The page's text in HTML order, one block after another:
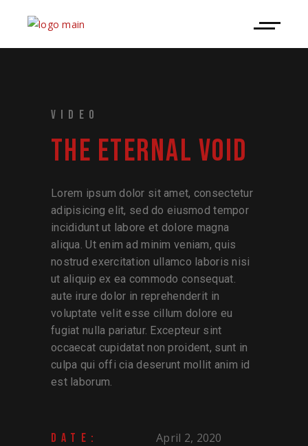
VIDEO
THE ETERNAL VOID
Lorem ipsum dolor sit amet, consectetur
adipisicing elit, sed do eiusmod tempor
incididunt ut labore et dolore magna
aliqua. Ut enim ad minim veniam, quis
nostrud exercitation ullamco laboris nisi
ut aliquip ex ea commodo consequat.
aute irure dolor in reprehenderit in
voluptate velit esse cillum dolore eu
fugiat nulla pariatur. Excepteur sint
occaecat cupidatat non proident, sunt in
culpa qui offi cia deserunt mollit anim id
est laborum.
DATE: April 2, 2020